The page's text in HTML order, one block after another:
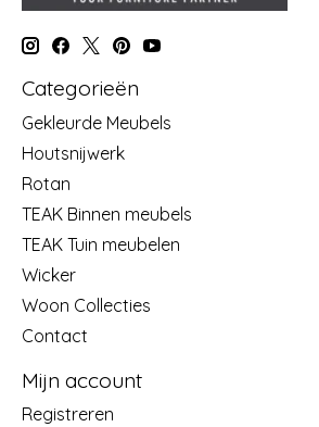
Categorieën
Gekleurde Meubels
Houtsnijwerk
Rotan
TEAK Binnen meubels
TEAK Tuin meubelen
Wicker
Woon Collecties
Contact
Mijn account
Registreren